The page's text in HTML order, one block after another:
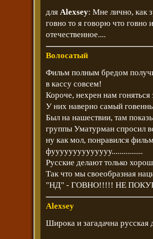
для Alexsey: Мне лично, как
говно то я говорю что говно
отечественное....
Волосатый
Фильм полным бредом
в кассу совсем!
Короче, нехрен нам
У них наверно самый
Был на нашествии, там
группы Уматурман спросил
ну как мол, понравился
фуууууууууууууу................
Русские делают только
Так что мы своеобразная
"НД" - ГОВНО!!!!! НЕ
Alexsey
Широка и загадачна русская